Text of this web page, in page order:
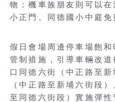
物；機車族朋友則可以
小正門、同德國小中庭免
假日會場周邊停車場飽
管制措施，引導車輛改
口同德六街（中正路至
（中正路至新埔六街段
至同德六街段）實施彈